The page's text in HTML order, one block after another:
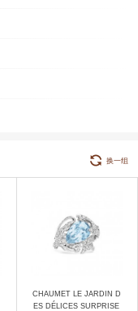
换一组
CHAUMET LE JARDIN D
ES DÉLICES SURPRISE